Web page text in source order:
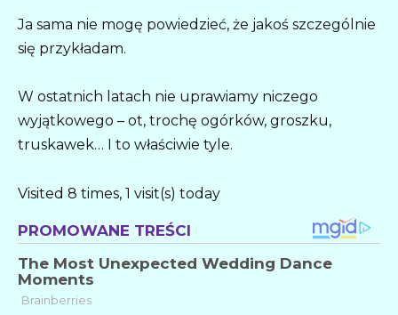
Ja sama nie mogę powiedzieć, że jakoś szczególnie
się przykładam.
W ostatnich latach nie uprawiamy niczego
wyjątkowego – ot, trochę ogórków, groszku,
truskawek… I to właściwie tyle.
Visited 8 times, 1 visit(s) today